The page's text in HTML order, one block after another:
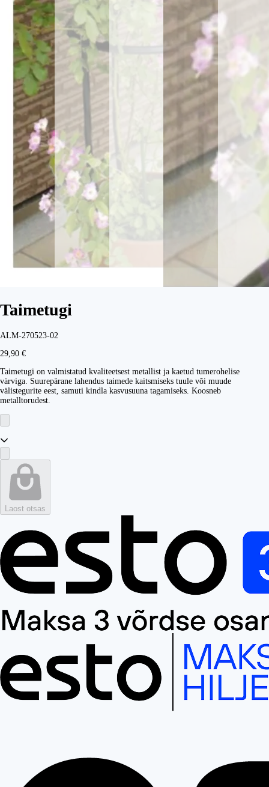
Taimetugi
ALM-270523-02
29,90 €
Taimetugi on valmistatud kvaliteetsest metallist ja kaetud tumerohelise
värviga. Suurepärane lahendus taimede kaitsmiseks tuule või muude
välistegurite eest, samuti kindla kasvusuuna tagamiseks. Koosneb
metalltorudest.
Laost otsas